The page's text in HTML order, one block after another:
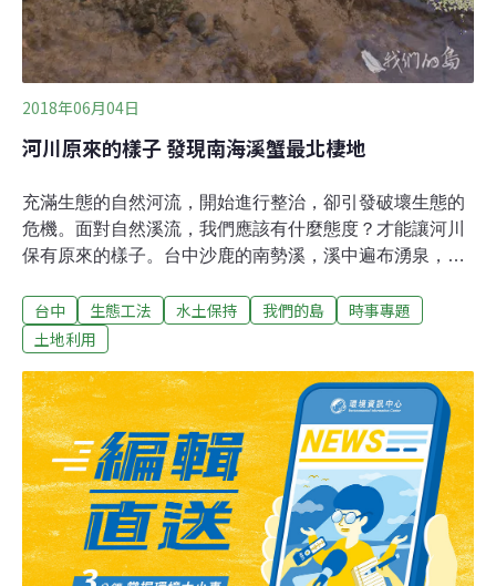
2018年06月04日
河川原來的樣子 發現南海溪蟹最北棲地
充滿生態的自然河流，開始進行整治，卻引發破壞生態的
危機。面對自然溪流，我們應該有什麼態度？才能讓河川
保有原來的樣子。台中沙鹿的南勢溪，溪中遍布湧泉，冒
聚集居民前來洗衣，成為地方公共空間。自然溪貌，也吸
引許多遊客來戲水，台中市政府規劃進行整治，希望讓更
游，長約三百公尺河段進行整治。將河道開挖清理，河岸
以卵石砌的生態工法，建設堤防，沿岸並加以美化，成為
景觀河段。沒想到動工後，環保團體在溪岸附近，發現大
量南海溪蟹，地點緊鄰施工河段。南海溪蟹是台灣特有種
的大型淡水陸蟹，數量相當稀少，目前已知記錄都在彰化
以南地區，台中南勢溪的新發現族群，成為最北端的棲
地，具有重要生態意義。 環保人士吳金樹熟悉南勢溪環
境，表示過去整條溪流都是自然河岸，後來經過施工，沿
台中 生態工法 水土保持 我們的島
時事專題
土地利用